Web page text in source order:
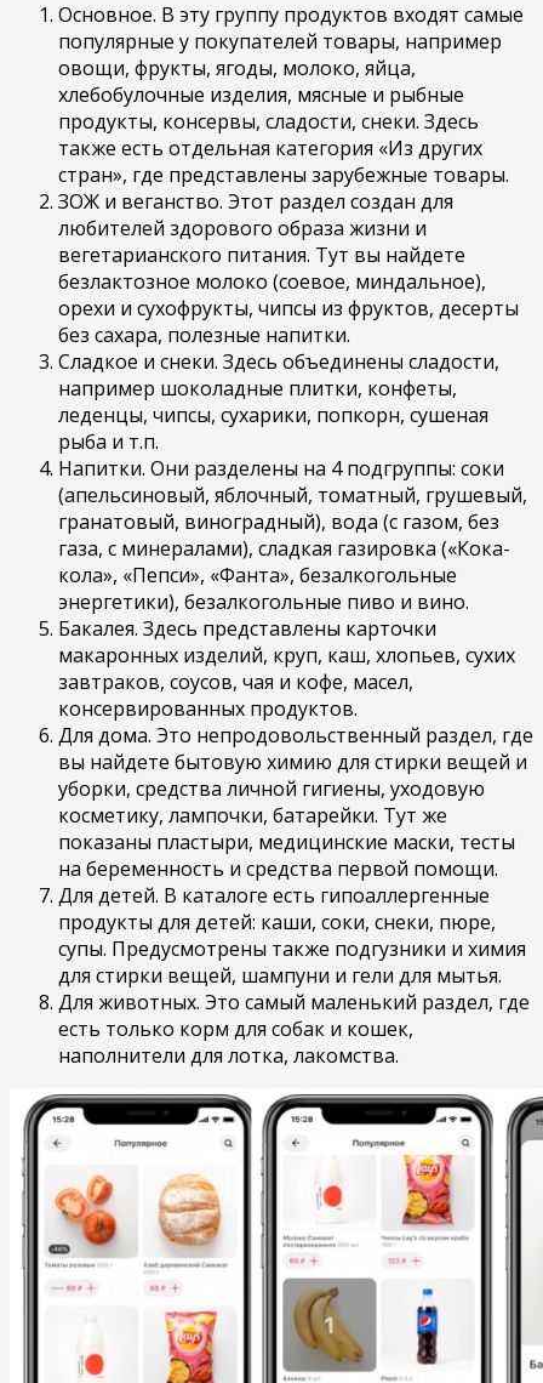
Основное. В эту группу продуктов входят самые
популярные у покупателей товары, например
овощи, фрукты, ягоды, молоко, яйца,
хлебобулочные изделия, мясные и рыбные
продукты, консервы, сладости, снеки. Здесь
также есть отдельная категория «Из других
стран», где представлены зарубежные товары.
ЗОЖ и веганство. Этот раздел создан для
любителей здорового образа жизни и
вегетарианского питания. Тут вы найдете
безлактозное молоко (соевое, миндальное),
орехи и сухофрукты, чипсы из фруктов, десерты
без сахара, полезные напитки.
Сладкое и снеки. Здесь объединены сладости,
например шоколадные плитки, конфеты,
леденцы, чипсы, сухарики, попкорн, сушеная
рыба и т.п.
Напитки. Они разделены на 4 подгруппы: соки
(апельсиновый, яблочный, томатный, грушевый,
гранатовый, виноградный), вода (с газом, без
газа, с минералами), сладкая газировка («Кока-
кола», «Пепси», «Фанта», безалкогольные
энергетики), безалкогольные пиво и вино.
Бакалея. Здесь представлены карточки
макаронных изделий, круп, каш, хлопьев, сухих
завтраков, соусов, чая и кофе, масел,
консервированных продуктов.
Для дома. Это непродовольственный раздел, где
вы найдете бытовую химию для стирки вещей и
уборки, средства личной гигиены, уходовую
косметику, лампочки, батарейки. Тут же
показаны пластыри, медицинские маски, тесты
на беременность и средства первой помощи.
Для детей. В каталоге есть гипоаллергенные
продукты для детей: каши, соки, снеки, пюре,
супы. Предусмотрены также подгузники и химия
для стирки вещей, шампуни и гели для мытья.
Для животных. Это самый маленький раздел, где
есть только корм для собак и кошек,
наполнители для лотка, лакомства.